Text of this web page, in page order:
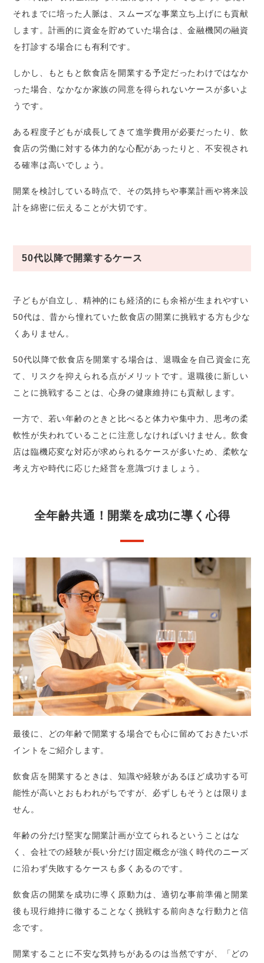
それまでに培った人脈は、スムーズな事業立ち上げにも貢献
します。計画的に資金を貯めていた場合は、金融機関の融資
を打診する場合にも有利です。
しかし、もともと飲食店を開業する予定だったわけではなか
った場合、なかなか家族の同意を得られないケースが多いよ
うです。
ある程度子どもが成長してきて進学費用が必要だったり、飲
食店の労働に対する体力的な心配があったりと、不安視され
る確率は高いでしょう。
開業を検討している時点で、その気持ちや事業計画や将来設
計を綿密に伝えることが大切です。
50代以降で開業するケース
子どもが自立し、精神的にも経済的にも余裕が生まれやすい
50代は、昔から憧れていた飲食店の開業に挑戦する方も少な
くありません。
50代以降で飲食店を開業する場合は、退職金を自己資金に充
て、リスクを抑えられる点がメリットです。退職後に新しい
ことに挑戦することは、心身の健康維持にも貢献します。
一方で、若い年齢のときと比べると体力や集中力、思考の柔
軟性が失われていることに注意しなければいけません。飲食
店は臨機応変な対応が求められるケースが多いため、柔軟な
考え方や時代に応じた経営を意識づけましょう。
全年齢共通！開業を成功に導く心得
最後に、どの年齢で開業する場合でも心に留めておきたいポ
イントをご紹介します。
飲食店を開業するときは、知識や経験があるほど成功する可
能性が高いとおもわれがちですが、必ずしもそうとは限りま
せん。
年齢の分だけ堅実な開業計画が立てられるということはな
く、会社での経験が長い分だけ固定概念が強く時代のニーズ
に沿わず失敗するケースも多くあるのです。
飲食店の開業を成功に導く原動力は、適切な事前準備と開業
後も現行維持に徹することなく挑戦する前向きな行動力と信
念です。
開業することに不安な気持ちがあるのは当然ですが、「どの